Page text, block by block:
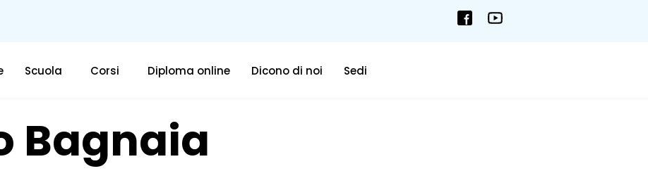
Scuola Corsi Diploma online Dicono di noi Sedi
Bagnaia